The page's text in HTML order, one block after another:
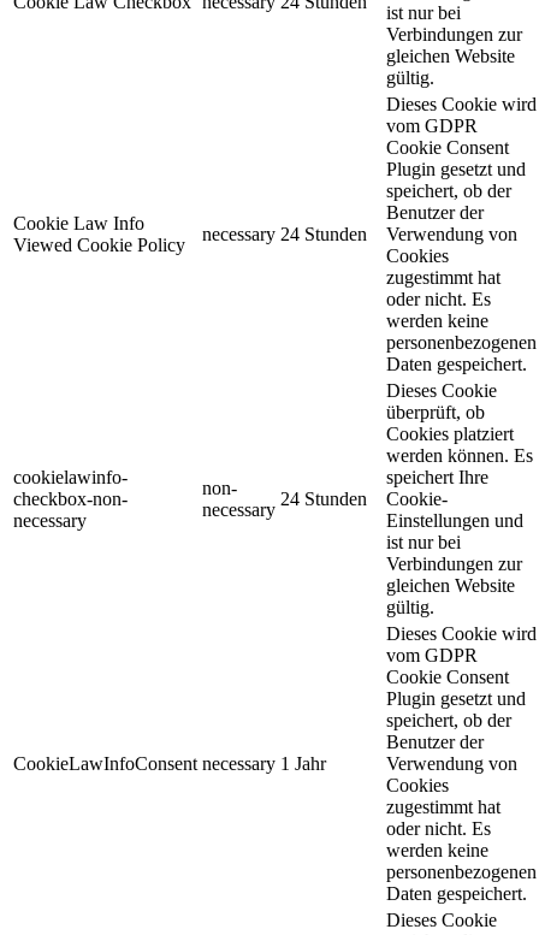
ist nur bei
Verbindungen zur
gleichen Website
gültig.
Cookie Law Info
Viewed Cookie Policy
necessary 24 Stunden
Dieses Cookie wird
vom GDPR
Cookie Consent
Plugin gesetzt und
speichert, ob der
Benutzer der
Verwendung von
Cookies
zugestimmt hat
oder nicht. Es
werden keine
personenbezogenen
Daten gespeichert.
cookielawinfo-
checkbox-non-
necessary
non-
necessary
24 Stunden
Dieses Cookie
überprüft, ob
Cookies platziert
werden können. Es
speichert Ihre
Cookie-
Einstellungen und
ist nur bei
Verbindungen zur
gleichen Website
gültig.
CookieLawInfoConsent necessary 1 Jahr
Dieses Cookie wird
vom GDPR
Cookie Consent
Plugin gesetzt und
speichert, ob der
Benutzer der
Verwendung von
Cookies
zugestimmt hat
oder nicht. Es
werden keine
personenbezogenen
Daten gespeichert.
Dieses Cookie